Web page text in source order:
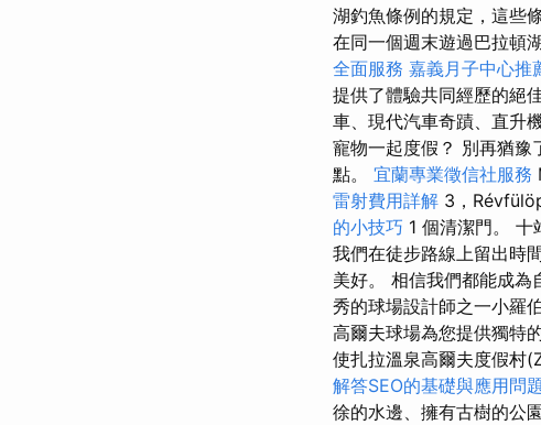
湖釣魚條例的規定，這些
在同一個週末遊過巴拉頓
全面服務 嘉義月子中心推
提供了體驗共同經歷的絕
車、現代汽車奇蹟、直升
寵物一起度假？ 別再猶豫
點。 宜蘭專業徵信社服務
雷射費用詳解 3，
的小技巧 1 個清潔門。 十
我們在徒步路線上留出
美好。 相信我們都能成為
秀的球場設計師之一小羅
高爾夫球場為您提供獨特
使扎拉溫泉高爾夫度假村
解答SEO的基礎與應用問題
徐的水邊、擁有古樹的公